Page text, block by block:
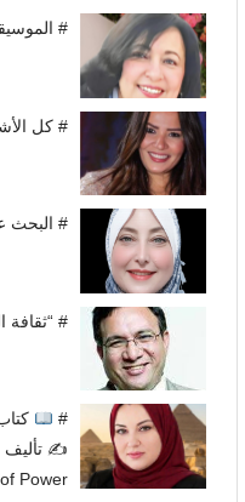
#
# كل
# البحث
# “ثقافة
#
✍
of Power”